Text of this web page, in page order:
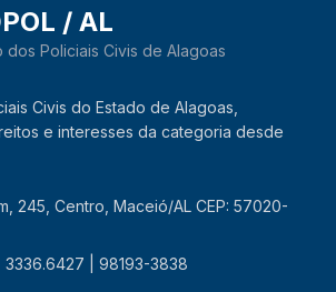
/ AL
dos Policiais Civis de Alagoas
Civis do Estado de Alagoas,
e interesses da categoria desde
245, Centro, Maceió/AL CEP: 57020-
3336.6427 | 98193-3838